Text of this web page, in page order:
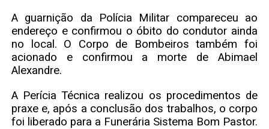
A guarnição da Polícia Militar compareceu ao
endereço e confirmou o óbito do condutor ainda
no local. O Corpo de Bombeiros também foi
acionado e confirmou a morte de Abimael
Alexandre.
A Perícia Técnica realizou os procedimentos de
praxe e, após a conclusão dos trabalhos, o corpo
foi liberado para a Funerária Sistema Bom Pastor.